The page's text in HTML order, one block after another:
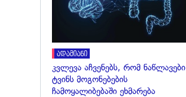
ადამიანი
კვლევა აჩვენებს, რომ ნაწლავები
ტვინს მოგონებების
ჩამოყალიბებაში ეხმარება